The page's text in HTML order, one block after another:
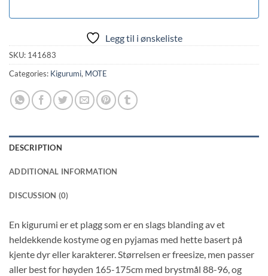
Legg til i ønskeliste
SKU: 141683
Categories: Kigurumi, MOTE
DESCRIPTION
ADDITIONAL INFORMATION
DISCUSSION (0)
En kigurumi er et plagg som er en slags blanding av et
heldekkende kostyme og en pyjamas med hette basert på
kjente dyr eller karakterer. Størrelsen er freesize, men passer
aller best for høyden 165-175cm med brystmål 88-96, og